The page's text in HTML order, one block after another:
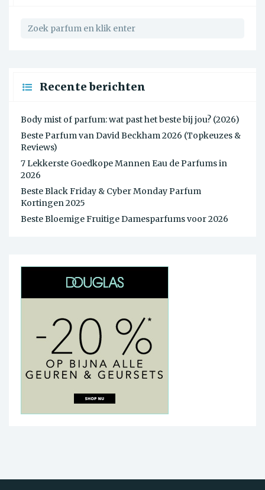
Recente berichten
Body mist of parfum: wat past het beste bij jou? (2026)
Beste Parfum van David Beckham 2026 (Topkeuzes &
Reviews)
7 Lekkerste Goedkope Mannen Eau de Parfums in
2026
Beste Black Friday & Cyber Monday Parfum
Kortingen 2025
Beste Bloemige Fruitige Damesparfums voor 2026